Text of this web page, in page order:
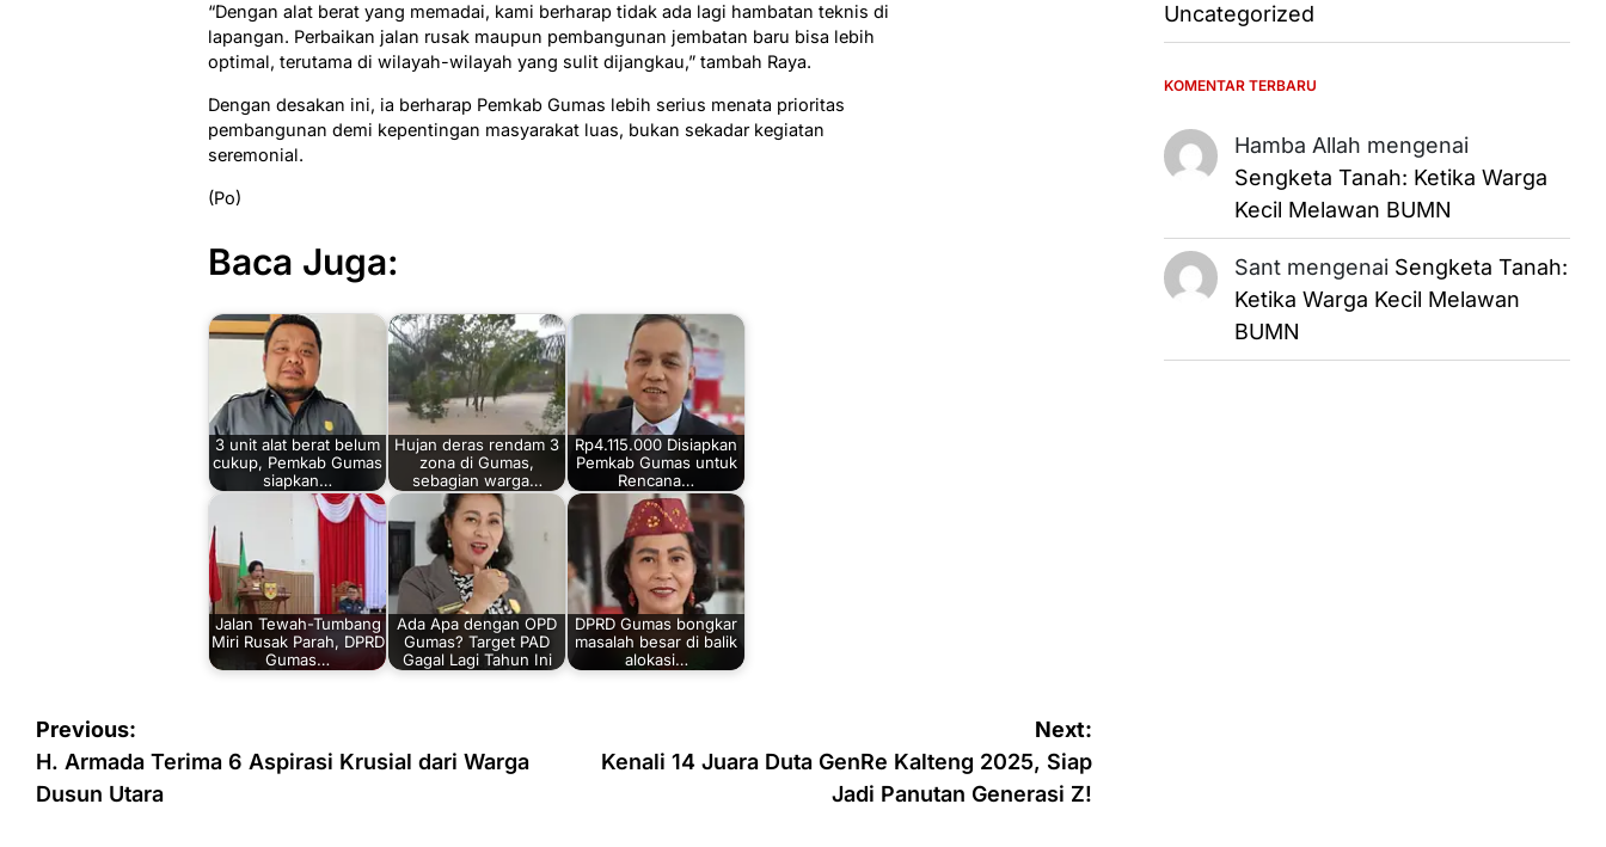
“Dengan alat berat yang memadai, kami berharap tidak ada lagi hambatan teknis di
lapangan. Perbaikan jalan rusak maupun pembangunan jembatan baru bisa lebih
optimal, terutama di wilayah-wilayah yang sulit dijangkau,” tambah Raya.
Dengan desakan ini, ia berharap Pemkab Gumas lebih serius menata prioritas
pembangunan demi kepentingan masyarakat luas, bukan sekadar kegiatan
seremonial.
(Po)
Baca Juga:
3 unit alat berat belum
cukup, Pemkab Gumas
siapkan…
Hujan deras rendam 3
zona di Gumas,
sebagian warga…
Rp4.115.000 Disiapkan
Pemkab Gumas untuk
Rencana…
Jalan Tewah-Tumbang
Miri Rusak Parah, DPRD
Gumas…
Ada Apa dengan OPD
Gumas? Target PAD
Gagal Lagi Tahun Ini
DPRD Gumas bongkar
masalah besar di balik
alokasi…
Navigasi
pos
Previous:
H. Armada Terima 6 Aspirasi Krusial dari Warga
Dusun Utara
Next:
Kenali 14 Juara Duta GenRe Kalteng 2025, Siap
Jadi Panutan Generasi Z!
Uncategorized
KOMENTAR TERBARU
Hamba Allah mengenai
Sengketa Tanah: Ketika Warga
Kecil Melawan BUMN
Santmengenai Sengketa Tanah:
Ketika Warga Kecil Melawan
BUMN